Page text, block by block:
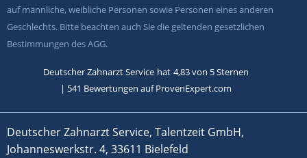
auf männliche, weibliche Personen sowie Personen eines anderen
Geschlechts. Bitte beachten auch Sie die geltenden gesetzlichen
Bestimmungen des AGG.
Deutscher Zahnarzt Service hat 4,83von 5Sternen
| 541 Bewertungen auf ProvenExpert.com
Deutscher Zahnarzt Service, Talentzeit GmbH,
Johanneswerkstr. 4, 33611 Bielefeld